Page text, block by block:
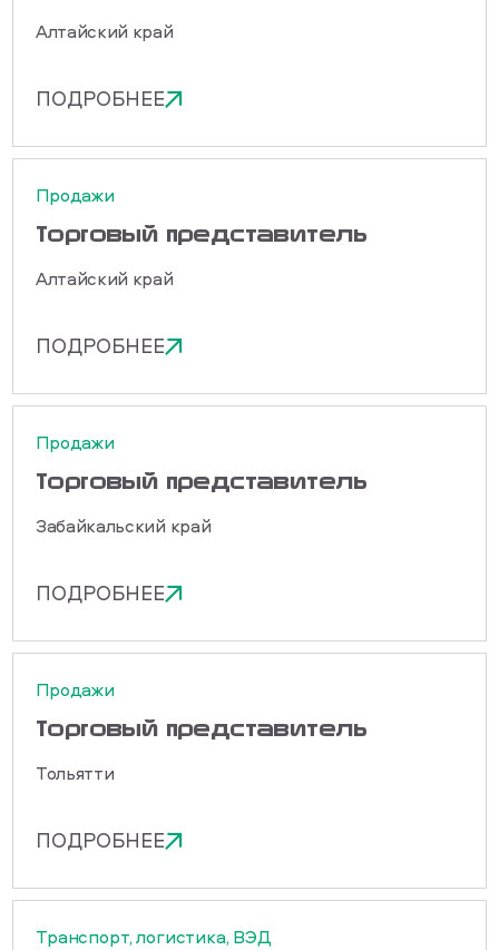
Алтайский край
ПОДРОБНЕЕ
Продажи
Торговый представитель
Алтайский край
ПОДРОБНЕЕ
Продажи
Торговый представитель
Забайкальский край
ПОДРОБНЕЕ
Продажи
Торговый представитель
Тольятти
ПОДРОБНЕЕ
Транспорт, логистика, ВЭД